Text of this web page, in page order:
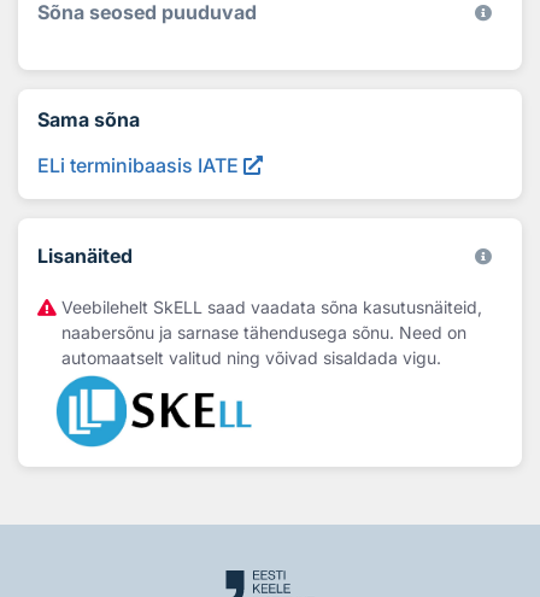
Sõna seosed puuduvad
Sama sõna
ELi terminibaasis IATE
Lisanäited
Veebilehelt SkELL saad vaadata sõna kasutusnäiteid,
naabersõnu ja sarnase tähendusega sõnu. Need on
automaatselt valitud ning võivad sisaldada vigu.